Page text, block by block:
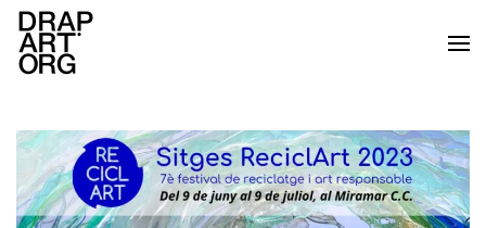
Ir al contenido principal